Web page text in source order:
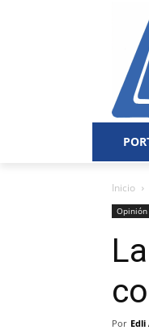
Inicio
Opinión
Por